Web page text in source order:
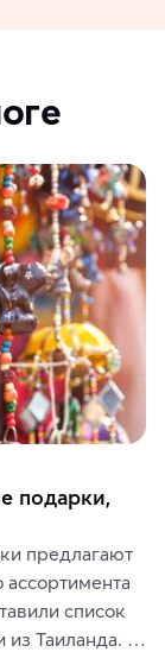
подарки,
предлагают
список
из Таиланда.